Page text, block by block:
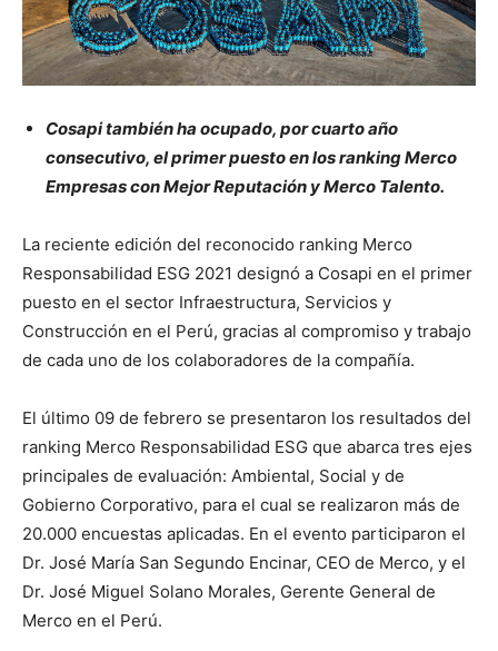
Cosapi también ha ocupado, por cuarto año
consecutivo, el primer puesto en los ranking Merco
Empresas con Mejor Reputación y Merco Talento.
La reciente edición del reconocido ranking Merco
Responsabilidad ESG 2021 designó a Cosapi en el primer
puesto en el sector Infraestructura, Servicios y
Construcción en el Perú, gracias al compromiso y trabajo
de cada uno de los colaboradores de la compañía.
El último 09 de febrero se presentaron los resultados del
ranking Merco Responsabilidad ESG que abarca tres ejes
principales de evaluación: Ambiental, Social y de
Gobierno Corporativo, para el cual se realizaron más de
20.000 encuestas aplicadas. En el evento participaron el
Dr. José María San Segundo Encinar, CEO de Merco, y el
Dr. José Miguel Solano Morales, Gerente General de
Merco en el Perú.